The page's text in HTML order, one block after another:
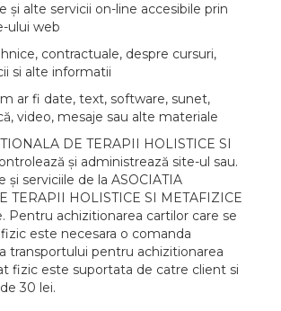
și alte servicii on-line accesibile prin
ului web
contractuale, despre cursuri,
si alte informatii
ar fi date, text, software, sunet,
video, mesaje sau alte materiale
DE TERAPII HOLISTICE SI
și administrează site-ul sau.
și serviciile de la ASOCIATIA
TERAPII HOLISTICE SI METAFIZICE
Pentru achizitionarea cartilor care se
este necesara o comanda
transportului pentru achizitionarea
fizic este suportata de catre client si
30 lei.